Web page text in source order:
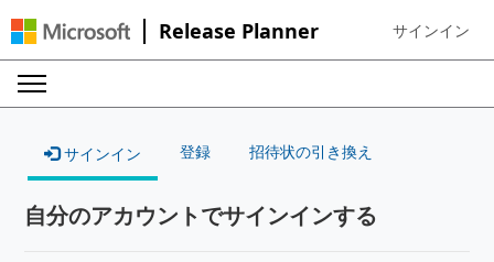
Release Planner Sign in to
サインイン
サインイン 登録 招待状の引き換え
自分のアカウントでサインインする